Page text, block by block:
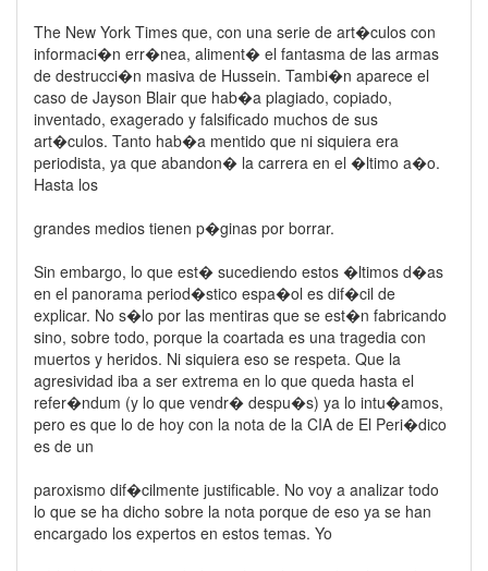
The New York Times que, con una serie de art�culos con
informaci�n err�nea, aliment� el fantasma de las armas
de destrucci�n masiva de Hussein. Tambi�n aparece el
caso de Jayson Blair que hab�a plagiado, copiado,
inventado, exagerado y falsificado muchos de sus
art�culos. Tanto hab�a mentido que ni siquiera era
periodista, ya que abandon� la carrera en el �ltimo a�o.
Hasta los
grandes medios tienen p�ginas por borrar.
Sin embargo, lo que est� sucediendo estos �ltimos d�as
en el panorama period�stico espa�ol es dif�cil de
explicar. No s�lo por las mentiras que se est�n fabricando
sino, sobre todo, porque la coartada es una tragedia con
muertos y heridos. Ni siquiera eso se respeta. Que la
agresividad iba a ser extrema en lo que queda hasta el
refer�ndum (y lo que vendr� despu�s) ya lo intu�amos,
pero es que lo de hoy con la nota de la CIA de El Peri�dico
es de un
paroxismo dif�cilmente justificable. No voy a analizar todo
lo que se ha dicho sobre la nota porque de eso ya se han
encargado los expertos en estos temas. Yo